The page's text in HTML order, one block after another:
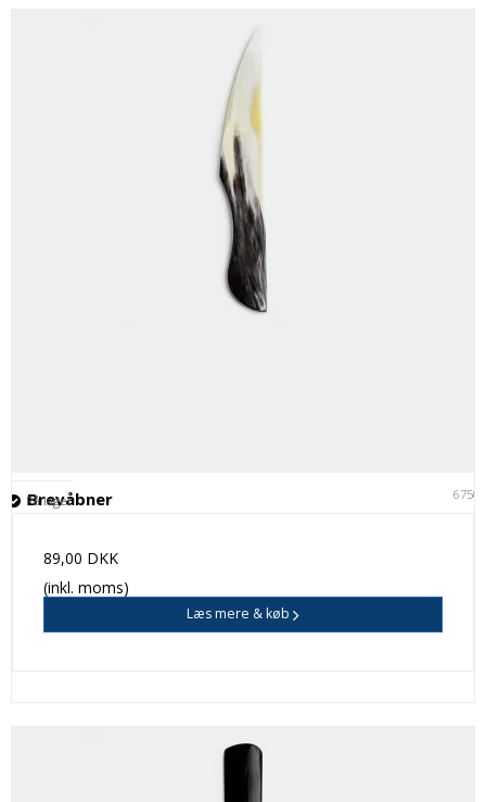
Brevåbner 6750
På lager
89,00 DKK
(inkl. moms)
Læs mere & køb